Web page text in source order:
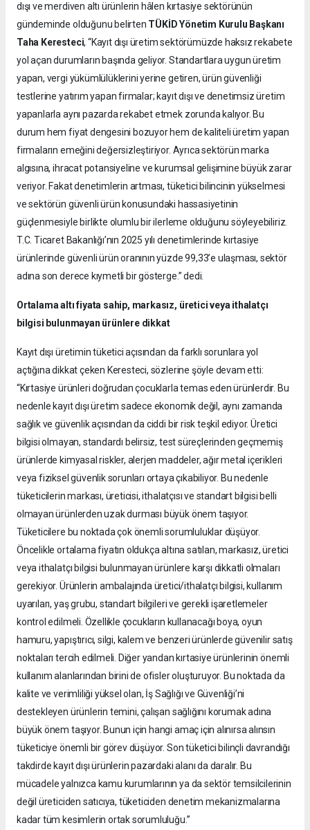
dışı ve merdiven altı ürünlerin hâlen kırtasiye sektörünün
gündeminde olduğunu belirten TÜKİD Yönetim Kurulu Başkanı
Taha Keresteci, “Kayıt dışı üretim sektörümüzde haksız rekabete
yol açan durumların başında geliyor. Standartlara uygun üretim
yapan, vergi yükümlülüklerini yerine getiren, ürün güvenliği
testlerine yatırım yapan firmalar; kayıt dışı ve denetimsiz üretim
yapanlarla aynı pazarda rekabet etmek zorunda kalıyor. Bu
durum hem fiyat dengesini bozuyor hem de kaliteli üretim yapan
firmaların emeğini değersizleştiriyor. Ayrıca sektörün marka
algısına, ihracat potansiyeline ve kurumsal gelişimine büyük zarar
veriyor. Fakat denetimlerin artması, tüketici bilincinin yükselmesi
ve sektörün güvenli ürün konusundaki hassasiyetinin
güçlenmesiyle birlikte olumlu bir ilerleme olduğunu söyleyebiliriz.
T.C. Ticaret Bakanlığı’nın 2025 yılı denetimlerinde kırtasiye
ürünlerinde güvenli ürün oranının yüzde 99,33’e ulaşması, sektör
adına son derece kıymetli bir gösterge.” dedi.
Ortalama altı fiyata sahip, markasız, üretici veya ithalatçı
bilgisi bulunmayan ürünlere dikkat
Kayıt dışı üretimin tüketici açısından da farklı sorunlara yol
açtığına dikkat çeken Keresteci, sözlerine şöyle devam etti:
“Kırtasiye ürünleri doğrudan çocuklarla temas eden ürünlerdir. Bu
nedenle kayıt dışı üretim sadece ekonomik değil, aynı zamanda
sağlık ve güvenlik açısından da ciddi bir risk teşkil ediyor. Üretici
bilgisi olmayan, standardı belirsiz, test süreçlerinden geçmemiş
ürünlerde kimyasal riskler, alerjen maddeler, ağır metal içerikleri
veya fiziksel güvenlik sorunları ortaya çıkabiliyor. Bu nedenle
tüketicilerin markası, üreticisi, ithalatçısı ve standart bilgisi belli
olmayan ürünlerden uzak durması büyük önem taşıyor.
Tüketicilere bu noktada çok önemli sorumluluklar düşüyor.
Öncelikle ortalama fiyatın oldukça altına satılan, markasız, üretici
veya ithalatçı bilgisi bulunmayan ürünlere karşı dikkatli olmaları
gerekiyor. Ürünlerin ambalajında üretici/ithalatçı bilgisi, kullanım
uyarıları, yaş grubu, standart bilgileri ve gerekli işaretlemeler
kontrol edilmeli. Özellikle çocukların kullanacağı boya, oyun
hamuru, yapıştırıcı, silgi, kalem ve benzeri ürünlerde güvenilir satış
noktaları tercih edilmeli. Diğer yandan kırtasiye ürünlerinin önemli
kullanım alanlarından birini de ofisler oluşturuyor. Bu noktada da
kalite ve verimliliği yüksel olan, İş Sağlığı ve Güvenliği’ni
destekleyen ürünlerin temini, çalışan sağlığını korumak adına
büyük önem taşıyor. Bunun için hangi amaç için alınırsa alınsın
tüketiciye önemli bir görev düşüyor. Son tüketici bilinçli davrandığı
takdirde kayıt dışı ürünlerin pazardaki alanı da daralır. Bu
mücadele yalnızca kamu kurumlarının ya da sektör temsilcilerinin
değil üreticiden satıcıya, tüketiciden denetim mekanizmalarına
kadar tüm kesimlerin ortak sorumluluğu.”